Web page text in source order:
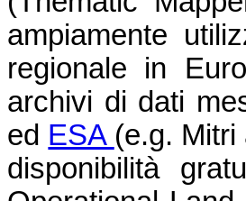
ampiamente
regionale in
archivi di dati
ed ESA (e.g.
disponibilità